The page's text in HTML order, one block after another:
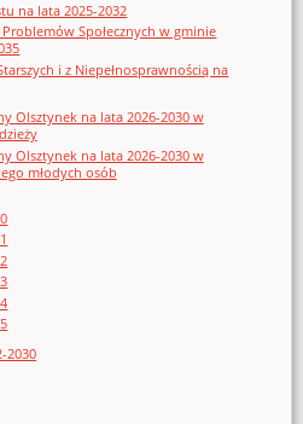
na lata 2025-2032
Społecznych w gminie
i z Niepełnosprawnością na
Olsztynek na lata 2026-2030 w
Olsztynek na lata 2026-2030 w
młodych osób
2030